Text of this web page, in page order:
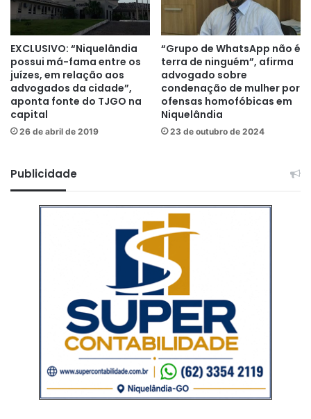
EXCLUSIVO: “Niquelândia
possui má-fama entre os
juízes, em relação aos
advogados da cidade”,
aponta fonte do TJGO na
capital
26 de abril de 2019
“Grupo de WhatsApp não é
terra de ninguém”, afirma
advogado sobre
condenação de mulher por
ofensas homofóbicas em
Niquelândia
23 de outubro de 2024
Publicidade